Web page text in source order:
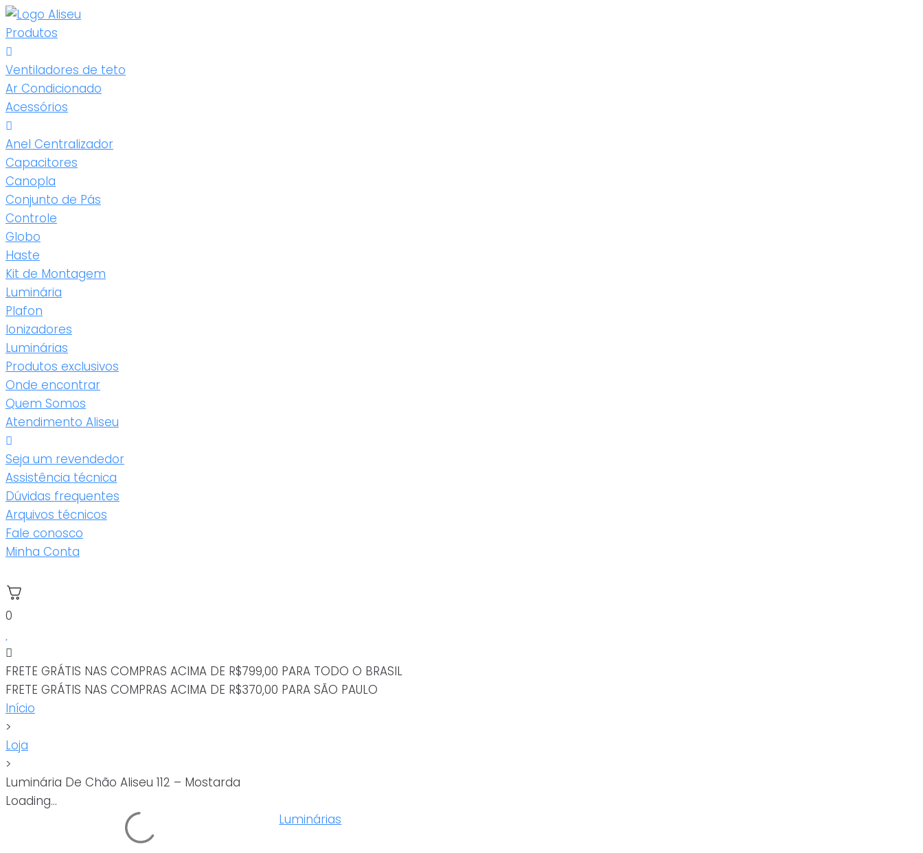
Produtos
Ventiladores de teto
Ar Condicionado
Acessórios
Anel Centralizador
Capacitores
Canopla
Conjunto de Pás
Controle
Globo
Haste
Kit de Montagem
Luminária
Plafon
Ionizadores
Luminárias
Produtos exclusivos
Onde encontrar
Quem Somos
Atendimento Aliseu
Seja um revendedor
Assistência técnica
Dúvidas frequentes
Arquivos técnicos
Fale conosco
Minha Conta
0
FRETE GRÁTIS NAS COMPRAS ACIMA DE R$799,00 PARA TODO O BRASIL
FRETE GRÁTIS NAS COMPRAS ACIMA DE R$370,00 PARA SÃO PAULO
Início
>
Loja
>
Luminária De Chão Aliseu 112 – Mostarda
Loading...
Luminárias